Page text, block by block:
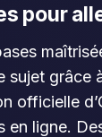
pour
sujet grâce
officielle
en ligne.